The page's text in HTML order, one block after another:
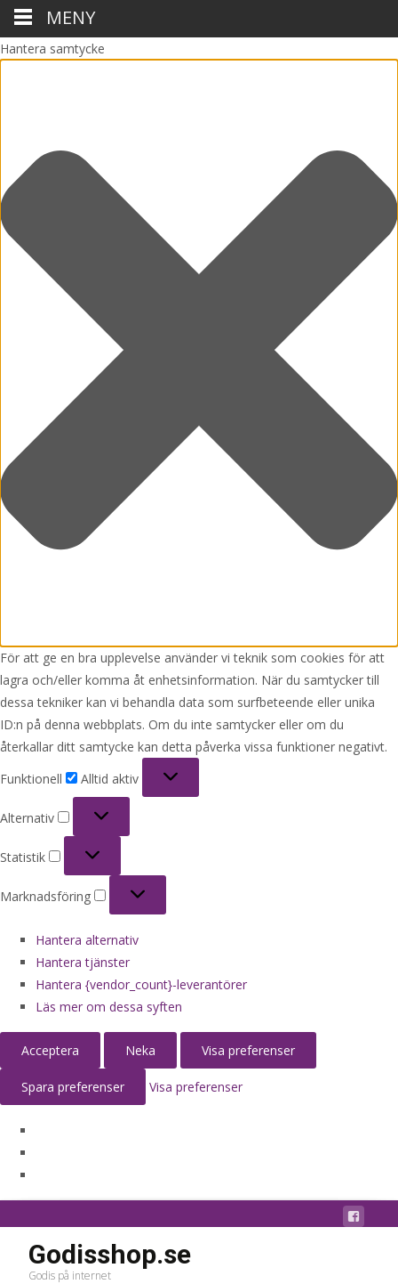
Hantera samtycke
För att ge en bra upplevelse använder vi teknik som cookies för att
lagra och/eller komma åt enhetsinformation. När du samtycker till
dessa tekniker kan vi behandla data som surfbeteende eller unika
ID:n på denna webbplats. Om du inte samtycker eller om du
återkallar ditt samtycke kan detta påverka vissa funktioner negativt.
Funktionell
Alltid aktiv
Alternativ
Statistik
Marknadsföring
Hantera alternativ
Hantera tjänster
Hantera {vendor_count}-leverantörer
Läs mer om dessa syften
Acceptera Neka Visa preferenser
Spara preferenser Visa preferenser
Godisshop.se
Godis på internet
MENY